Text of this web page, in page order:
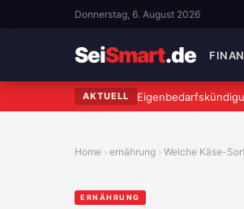
Donnerstag, 6. August 2026
SeiSmart.de
AKTUELL
Home ernährung Welche Käse-
ERNÄHRUNG